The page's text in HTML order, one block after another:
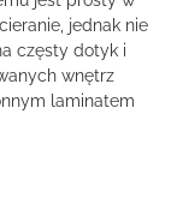
jednak nie
częsty dotyk i
wnętrz
laminatem